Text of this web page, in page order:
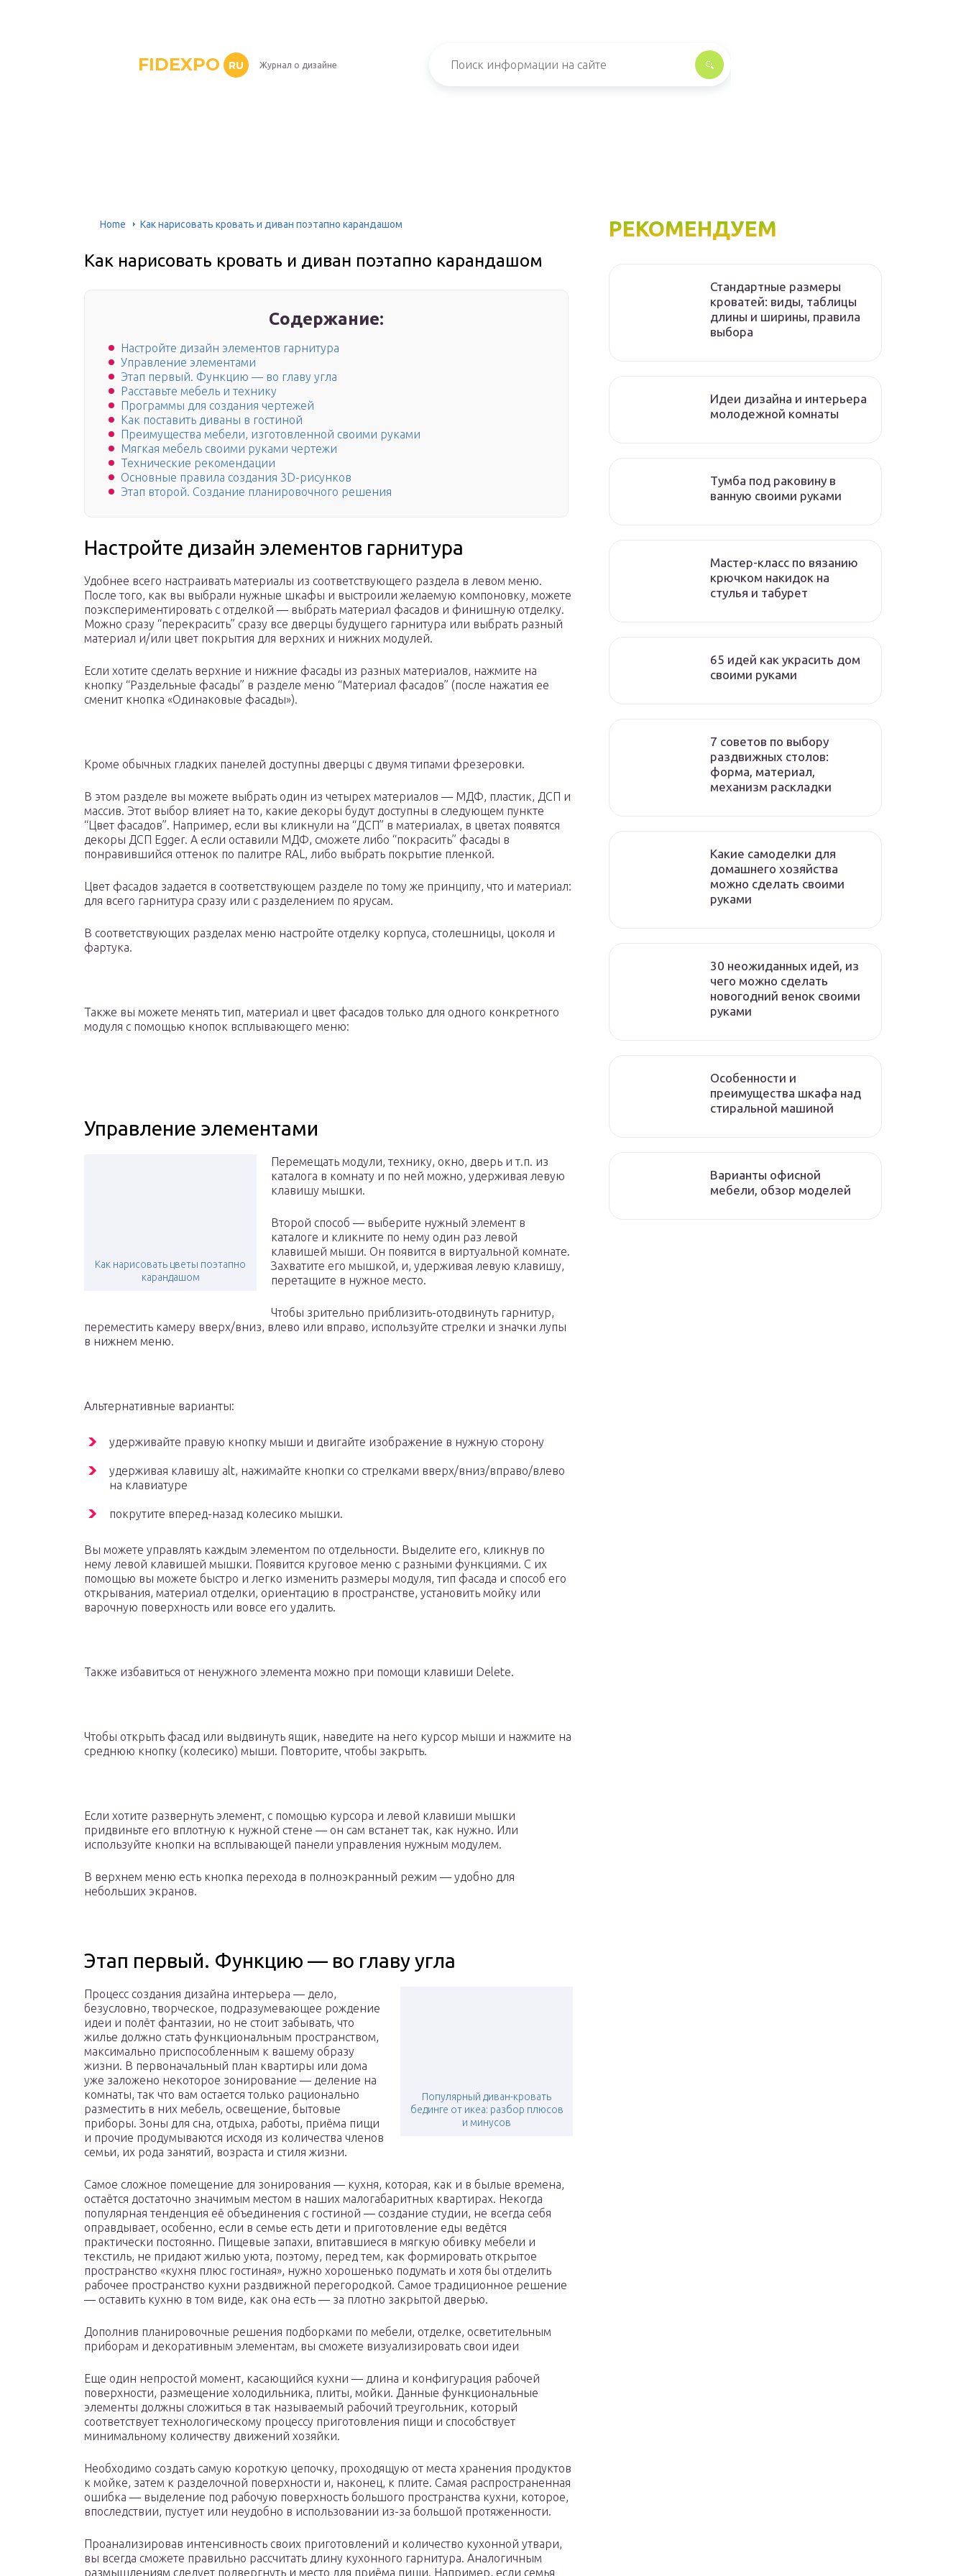
FIDEXPO RU Журнал о дизайне
Home Как нарисовать кровать и диван поэтапно карандашом
Как нарисовать кровать и диван поэтапно карандашом
Содержание:
Настройте дизайн элементов гарнитура
Управление элементами
Этап первый. Функцию — во главу угла
Расставьте мебель и технику
Программы для создания чертежей
Как поставить диваны в гостиной
Преимущества мебели, изготовленной своими руками
Мягкая мебель своими руками чертежи
Технические рекомендации
Основные правила создания 3D-рисунков
Этап второй. Создание планировочного решения
Настройте дизайн элементов гарнитура
Удобнее всего настраивать материалы из соответствующего раздела в левом меню.
После того, как вы выбрали нужные шкафы и выстроили желаемую компоновку, можете
поэкспериментировать с отделкой — выбрать материал фасадов и финишную отделку.
Можно сразу “перекрасить” сразу все дверцы будущего гарнитура или выбрать разный
материал и/или цвет покрытия для верхних и нижних модулей.
Если хотите сделать верхние и нижние фасады из разных материалов, нажмите на
кнопку “Раздельные фасады” в разделе меню “Материал фасадов” (после нажатия ее
сменит кнопка «Одинаковые фасады»).
Кроме обычных гладких панелей доступны дверцы с двумя типами фрезеровки.
В этом разделе вы можете выбрать один из четырех материалов — МДФ, пластик, ДСП и
массив. Этот выбор влияет на то, какие декоры будут доступны в следующем пункте
“Цвет фасадов”. Например, если вы кликнули на “ДСП” в материалах, в цветах появятся
декоры ДСП Egger. А если оставили МДФ, сможете либо “покрасить” фасады в
понравившийся оттенок по палитре RAL, либо выбрать покрытие пленкой.
Цвет фасадов задается в соответствующем разделе по тому же принципу, что и материал:
для всего гарнитура сразу или с разделением по ярусам.
В соответствующих разделах меню настройте отделку корпуса, столешницы, цоколя и
фартука.
Также вы можете менять тип, материал и цвет фасадов только для одного конкретного
модуля с помощью кнопок всплывающего меню:
Управление элементами
Как нарисовать цветы поэтапно
карандашом
Перемещать модули, технику, окно, дверь и т.п. из
каталога в комнату и по ней можно, удерживая левую
клавишу мышки.
Второй способ — выберите нужный элемент в
каталоге и кликните по нему один раз левой
клавишей мыши. Он появится в виртуальной комнате.
Захватите его мышкой, и, удерживая левую клавишу,
перетащите в нужное место.
Чтобы зрительно приблизить-отодвинуть гарнитур,
переместить камеру вверх/вниз, влево или вправо, используйте стрелки и значки лупы
в нижнем меню.
Альтернативные варианты:
удерживайте правую кнопку мыши и двигайте изображение в нужную сторону
удерживая клавишу alt, нажимайте кнопки со стрелками вверх/вниз/вправо/влево
на клавиатуре
покрутите вперед-назад колесико мышки.
Вы можете управлять каждым элементом по отдельности. Выделите его, кликнув по
нему левой клавишей мышки. Появится круговое меню с разными функциями. С их
помощью вы можете быстро и легко изменить размеры модуля, тип фасада и способ его
открывания, материал отделки, ориентацию в пространстве, установить мойку или
варочную поверхность или вовсе его удалить.
Также избавиться от ненужного элемента можно при помощи клавиши Delete.
Чтобы открыть фасад или выдвинуть ящик, наведите на него курсор мыши и нажмите на
среднюю кнопку (колесико) мыши. Повторите, чтобы закрыть.
Если хотите развернуть элемент, с помощью курсора и левой клавиши мышки
придвиньте его вплотную к нужной стене — он сам встанет так, как нужно. Или
используйте кнопки на всплывающей панели управления нужным модулем.
В верхнем меню есть кнопка перехода в полноэкранный режим — удобно для
небольших экранов.
Этап первый. Функцию — во главу угла
Популярный диван-кровать
бединге от икеа: разбор плюсов
и минусов
Процесс создания дизайна интерьера — дело,
безусловно, творческое, подразумевающее рождение
идеи и полёт фантазии, но не стоит забывать, что
жилье должно стать функциональным пространством,
максимально приспособленным к вашему образу
жизни. В первоначальный план квартиры или дома
уже заложено некоторое зонирование — деление на
комнаты, так что вам остается только рационально
разместить в них мебель, освещение, бытовые
приборы. Зоны для сна, отдыха, работы, приёма пищи
и прочие продумываются исходя из количества членов
семьи, их рода занятий, возраста и стиля жизни.
Самое сложное помещение для зонирования — кухня, которая, как и в былые времена,
остаётся достаточно значимым местом в наших малогабаритных квартирах. Некогда
популярная тенденция её объединения с гостиной — создание студии, не всегда себя
оправдывает, особенно, если в семье есть дети и приготовление еды ведётся
практически постоянно. Пищевые запахи, впитавшиеся в мягкую обивку мебели и
текстиль, не придают жилью уюта, поэтому, перед тем, как формировать открытое
пространство «кухня плюс гостиная», нужно хорошенько подумать и хотя бы отделить
рабочее пространство кухни раздвижной перегородкой. Самое традиционное решение
— оставить кухню в том виде, как она есть — за плотно закрытой дверью.
Дополнив планировочные решения подборками по мебели, отделке, осветительным
приборам и декоративным элементам, вы сможете визуализировать свои идеи
Еще один непростой момент, касающийся кухни — длина и конфигурация рабочей
поверхности, размещение холодильника, плиты, мойки. Данные функциональные
элементы должны сложиться в так называемый рабочий треугольник, который
соответствует технологическому процессу приготовления пищи и способствует
минимальному количеству движений хозяйки.
Необходимо создать самую короткую цепочку, проходящую от места хранения продуктов
к мойке, затем к разделочной поверхности и, наконец, к плите. Самая распространенная
ошибка — выделение под рабочую поверхность большого пространства кухни, которое,
впоследствии, пустует или неудобно в использовании из-за большой протяженности.
Проанализировав интенсивность своих приготовлений и количество кухонной утвари,
вы всегда сможете правильно рассчитать длину кухонного гарнитура. Аналогичным
размышлениям следует подвергнуть и место для приёма пищи. Например, если семья
РЕКОМЕНДУЕМ
Стандартные размеры
кроватей: виды, таблицы
длины и ширины, правила
выбора
Идеи дизайна и интерьера
молодежной комнаты
Тумба под раковину в
ванную своими руками
Мастер-класс по вязанию
крючком накидок на
стулья и табурет
65 идей как украсить дом
своими руками
7 советов по выбору
раздвижных столов:
форма, материал,
механизм раскладки
Какие самоделки для
домашнего хозяйства
можно сделать своими
руками
30 неожиданных идей, из
чего можно сделать
новогодний венок своими
руками
Особенности и
преимущества шкафа над
стиральной машиной
Варианты офисной
мебели, обзор моделей